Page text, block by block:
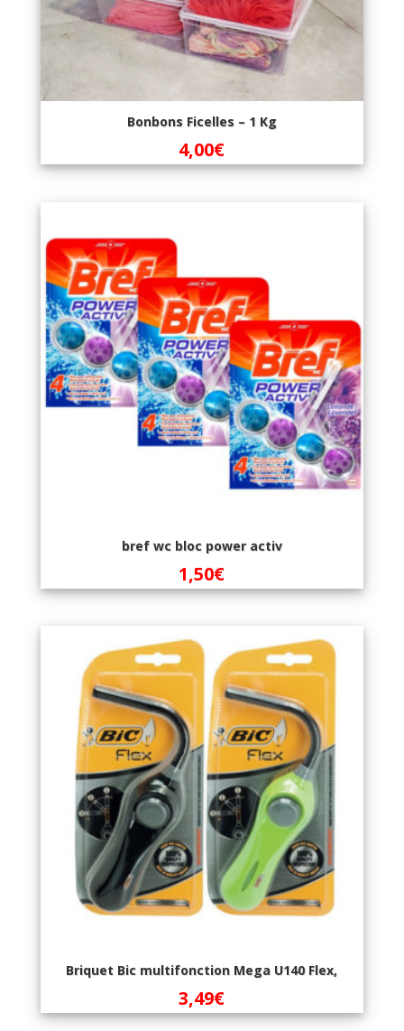
Bonbons Ficelles – 1 Kg
4,00€
bref wc bloc power activ
1,50€
Briquet Bic multifonction Mega U140 Flex,
3,49€